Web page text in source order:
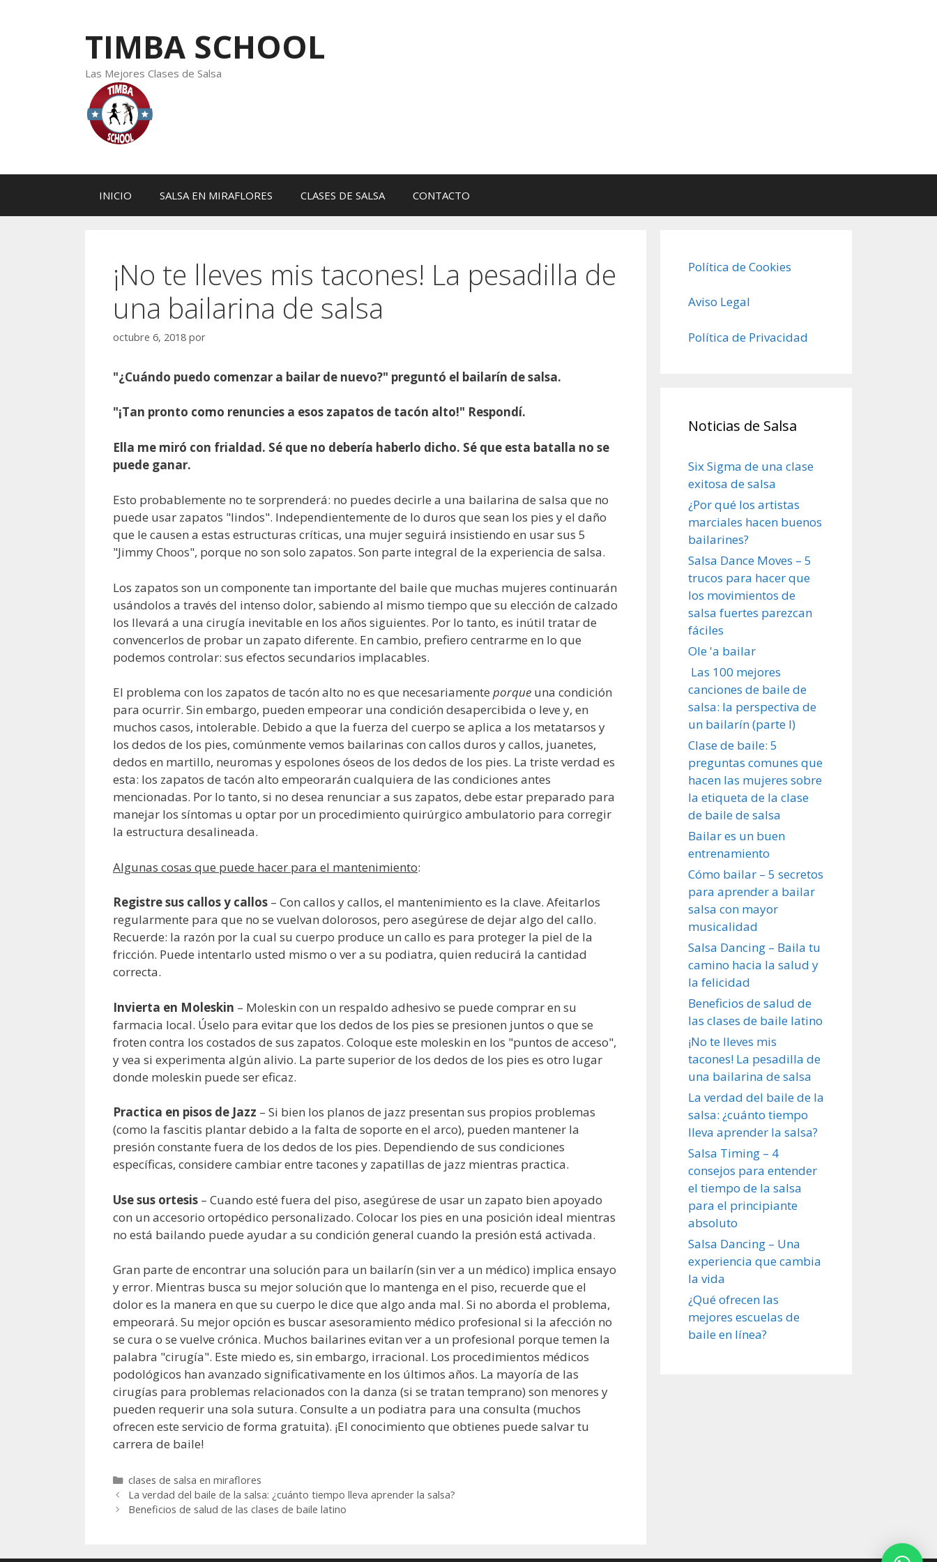
TIMBA SCHOOL
Las Mejores Clases de Salsa
INICIO SALSA EN MIRAFLORES CLASES DE SALSA CONTACTO
¡No te lleves mis tacones! La pesadilla de
una bailarina de salsa
octubre 6, 2018 por
"¿Cuándo puedo comenzar a bailar de nuevo?" preguntó el bailarín de salsa.
"¡Tan pronto como renuncies a esos zapatos de tacón alto!" Respondí.
Ella me miró con frialdad. Sé que no debería haberlo dicho. Sé que esta batalla no se
puede ganar.
Esto probablemente no te sorprenderá: no puedes decirle a una bailarina de salsa que no
puede usar zapatos "lindos". Independientemente de lo duros que sean los pies y el daño
que le causen a estas estructuras críticas, una mujer seguirá insistiendo en usar sus 5
"Jimmy Choos", porque no son solo zapatos. Son parte integral de la experiencia de salsa.
Los zapatos son un componente tan importante del baile que muchas mujeres continuarán
usándolos a través del intenso dolor, sabiendo al mismo tiempo que su elección de calzado
los llevará a una cirugía inevitable en los años siguientes. Por lo tanto, es inútil tratar de
convencerlos de probar un zapato diferente. En cambio, prefiero centrarme en lo que
podemos controlar: sus efectos secundarios implacables.
El problema con los zapatos de tacón alto no es que necesariamente porque una condición
para ocurrir. Sin embargo, pueden empeorar una condición desapercibida o leve y, en
muchos casos, intolerable. Debido a que la fuerza del cuerpo se aplica a los metatarsos y
los dedos de los pies, comúnmente vemos bailarinas con callos duros y callos, juanetes,
dedos en martillo, neuromas y espolones óseos de los dedos de los pies. La triste verdad es
esta: los zapatos de tacón alto empeorarán cualquiera de las condiciones antes
mencionadas. Por lo tanto, si no desea renunciar a sus zapatos, debe estar preparado para
manejar los síntomas u optar por un procedimiento quirúrgico ambulatorio para corregir
la estructura desalineada.
Algunas cosas que puede hacer para el mantenimiento:
Registre sus callos y callos – Con callos y callos, el mantenimiento es la clave. Afeitarlos
regularmente para que no se vuelvan dolorosos, pero asegúrese de dejar algo del callo.
Recuerde: la razón por la cual su cuerpo produce un callo es para proteger la piel de la
fricción. Puede intentarlo usted mismo o ver a su podiatra, quien reducirá la cantidad
correcta.
Invierta en Moleskin – Moleskin con un respaldo adhesivo se puede comprar en su
farmacia local. Úselo para evitar que los dedos de los pies se presionen juntos o que se
froten contra los costados de sus zapatos. Coloque este moleskin en los "puntos de acceso",
y vea si experimenta algún alivio. La parte superior de los dedos de los pies es otro lugar
donde moleskin puede ser eficaz.
Practica en pisos de Jazz – Si bien los planos de jazz presentan sus propios problemas
(como la fascitis plantar debido a la falta de soporte en el arco), pueden mantener la
presión constante fuera de los dedos de los pies. Dependiendo de sus condiciones
específicas, considere cambiar entre tacones y zapatillas de jazz mientras practica.
Use sus ortesis – Cuando esté fuera del piso, asegúrese de usar un zapato bien apoyado
con un accesorio ortopédico personalizado. Colocar los pies en una posición ideal mientras
no está bailando puede ayudar a su condición general cuando la presión está activada.
Gran parte de encontrar una solución para un bailarín (sin ver a un médico) implica ensayo
y error. Mientras busca su mejor solución que lo mantenga en el piso, recuerde que el
dolor es la manera en que su cuerpo le dice que algo anda mal. Si no aborda el problema,
empeorará. Su mejor opción es buscar asesoramiento médico profesional si la afección no
se cura o se vuelve crónica. Muchos bailarines evitan ver a un profesional porque temen la
palabra "cirugía". Este miedo es, sin embargo, irracional. Los procedimientos médicos
podológicos han avanzado significativamente en los últimos años. La mayoría de las
cirugías para problemas relacionados con la danza (si se tratan temprano) son menores y
pueden requerir una sola sutura. Consulte a un podiatra para una consulta (muchos
ofrecen este servicio de forma gratuita). ¡El conocimiento que obtienes puede salvar tu
carrera de baile!
Categorías
clases de salsa en miraflores
Post
navigation
La verdad del baile de la salsa: ¿cuánto tiempo lleva aprender la salsa?
Beneficios de salud de las clases de baile latino
Política de Cookies
Aviso Legal
Política de Privacidad
Noticias de Salsa
Six Sigma de una clase
exitosa de salsa
¿Por qué los artistas
marciales hacen buenos
bailarines?
Salsa Dance Moves – 5
trucos para hacer que
los movimientos de
salsa fuertes parezcan
fáciles
Ole 'a bailar
Las 100 mejores
canciones de baile de
salsa: la perspectiva de
un bailarín (parte I)
Clase de baile: 5
preguntas comunes que
hacen las mujeres sobre
la etiqueta de la clase
de baile de salsa
Bailar es un buen
entrenamiento
Cómo bailar – 5 secretos
para aprender a bailar
salsa con mayor
musicalidad
Salsa Dancing – Baila tu
camino hacia la salud y
la felicidad
Beneficios de salud de
las clases de baile latino
¡No te lleves mis
tacones! La pesadilla de
una bailarina de salsa
La verdad del baile de la
salsa: ¿cuánto tiempo
lleva aprender la salsa?
Salsa Timing – 4
consejos para entender
el tiempo de la salsa
para el principiante
absoluto
Salsa Dancing – Una
experiencia que cambia
la vida
¿Qué ofrecen las
mejores escuelas de
baile en línea?